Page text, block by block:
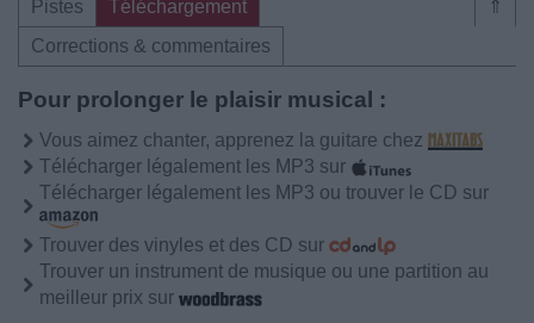
⇑
Pistes
Téléchargement
Corrections & commentaires
Pour prolonger le plaisir musical :
Vous aimez chanter, apprenez la guitare chez
Télécharger légalement les MP3 sur
Télécharger légalement les MP3 ou trouver le CD sur
Trouver des vinyles et des CD sur
Trouver un instrument de musique ou une partition au
meilleur prix sur